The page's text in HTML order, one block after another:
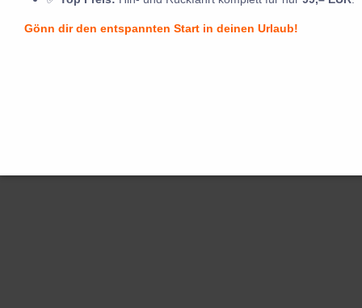
Gönn dir den entspannten Start in deinen Urlaub!